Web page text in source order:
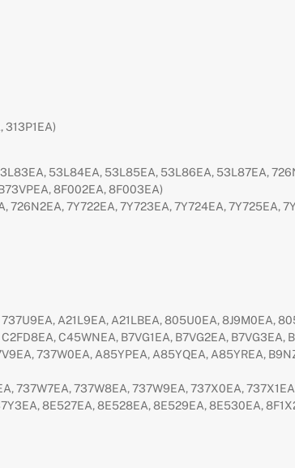
313P1EA)
53L84EA, 53L85EA, 53L86EA, 53L87EA,
8F002EA, 8F003EA)
7Y722EA, 7Y723EA, 7Y724EA, 7Y725EA,
A21L9EA, A21LBEA, 805U0EA, 8J9M0EA,
C45WNEA, B7VG1EA, B7VG2EA, B7VG3EA,
737W0EA, A85YPEA, A85YQEA, A85YREA,
737W7EA, 737W8EA, 737W9EA, 737X0EA,
8E527EA, 8E528EA, 8E529EA, 8E530EA,